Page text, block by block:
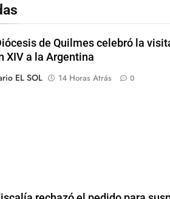
de Quilmes celebró la
XIV a la Argentina
EL SOL
14 Horas Atrás 0